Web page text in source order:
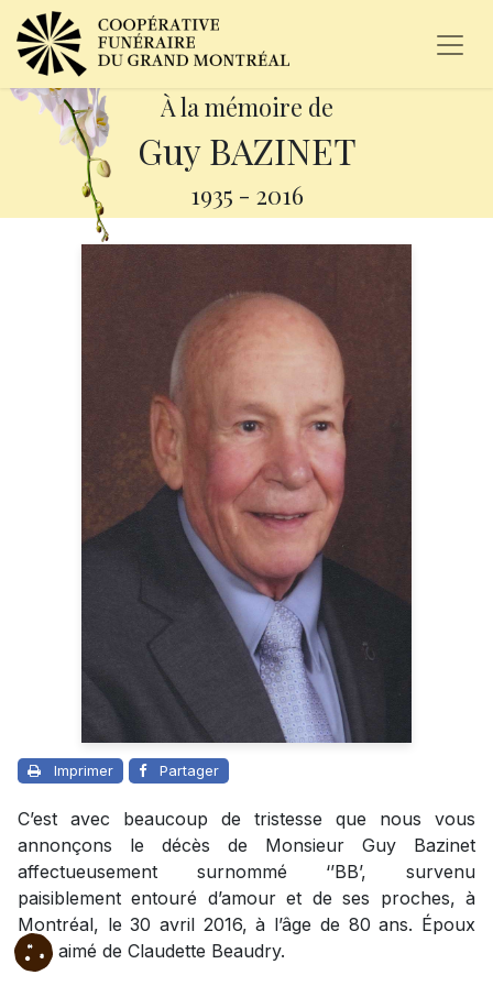
À la mémoire de
Guy BAZINET
1935 - 2016
Imprimer Partager
C’est avec beaucoup de tristesse que nous vous
annonçons le décès de Monsieur Guy Bazinet
affectueusement surnommé ‘’BB’, survenu
paisiblement entouré d’amour et de ses proches, à
Montréal, le 30 avril 2016, à l’âge de 80 ans. Époux
bien aimé de Claudette Beaudry.